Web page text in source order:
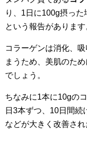
り、1日に100g摂っ
という報告があります
コラーゲンは消化、
まうため、美肌のた
でしょう。
ちなみに1本に10gの
日3本ずつ、10日間続
などが大きく改善さ